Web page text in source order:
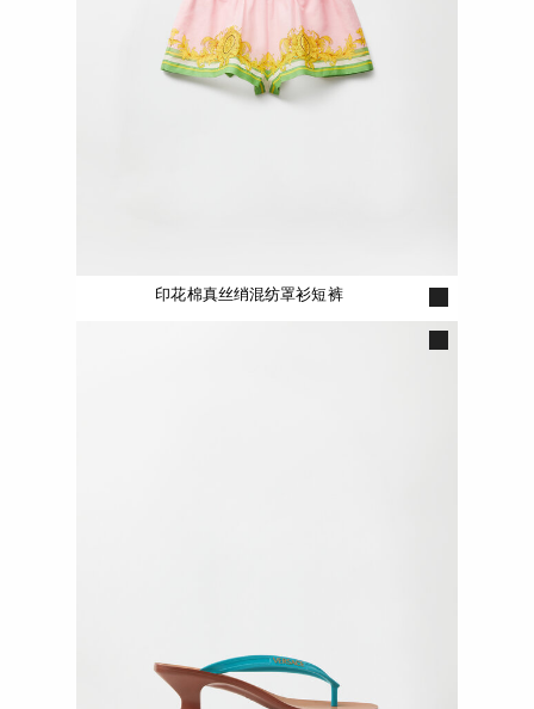
印花棉真丝绡混纺罩衫短裤